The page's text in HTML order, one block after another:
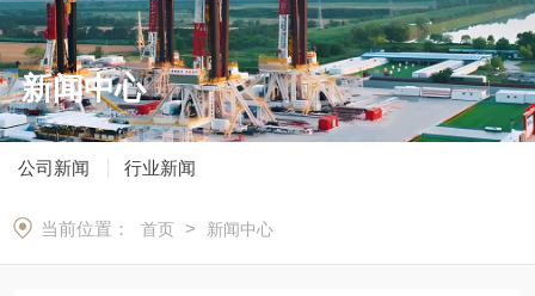
荣誉资质
产品中心
新闻中心
公司新闻 行业新闻
当前位置： 首页 > 新闻中心